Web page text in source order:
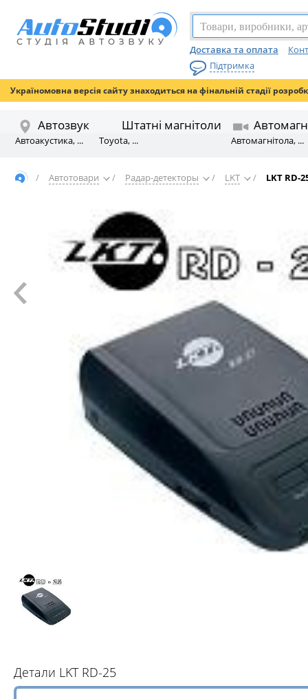
Доставка та оплата
Підтримка
Україномовна версія сайту знаходиться на фінальній стадії
Автозвук
Автоакустика, ...
Штатні магнітоли
Toyota, ... Автомагнітола, ...
/ Автотовари / Радар-детекторы / LKT / LKT RD-
Детали LKT RD-25